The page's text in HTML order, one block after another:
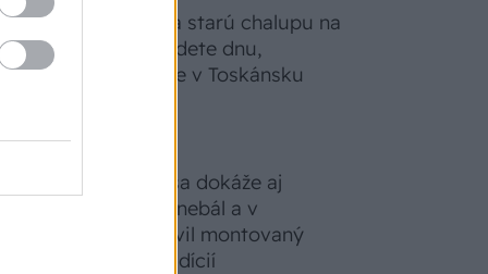
Na Morave prerobila starú chalupu na
Keď vojdete dnu,
zabudnete, že nie ste v Toskánsku
S motorovou pílou sa dokáže aj
podpísať. Slovák sa nebál a v
Čičmanoch si postavil montovaný
domček v duchu tradícií